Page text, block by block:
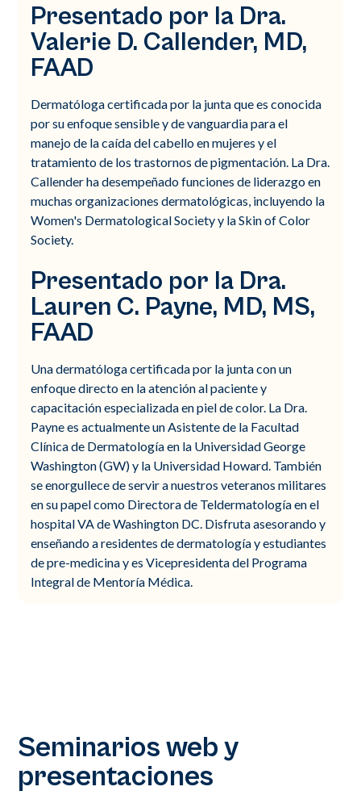
Presentado por la Dra.
Valerie D. Callender, MD,
FAAD
Dermatóloga certificada por la junta que es conocida
por su enfoque sensible y de vanguardia para el
manejo de la caída del cabello en mujeres y el
tratamiento de los trastornos de pigmentación. La Dra.
Callender ha desempeñado funciones de liderazgo en
muchas organizaciones dermatológicas, incluyendo la
Women's Dermatological Society y la Skin of Color
Society.
Presentado por la Dra.
Lauren C. Payne, MD, MS,
FAAD
Una dermatóloga certificada por la junta con un
enfoque directo en la atención al paciente y
capacitación especializada en piel de color. La Dra.
Payne es actualmente un Asistente de la Facultad
Clínica de Dermatología en la Universidad George
Washington (GW) y la Universidad Howard. También
se enorgullece de servir a nuestros veteranos militares
en su papel como Directora de Teldermatología en el
hospital VA de Washington DC. Disfruta asesorando y
enseñando a residentes de dermatología y estudiantes
de pre-medicina y es Vicepresidenta del Programa
Integral de Mentoría Médica.
Seminarios web y
presentaciones